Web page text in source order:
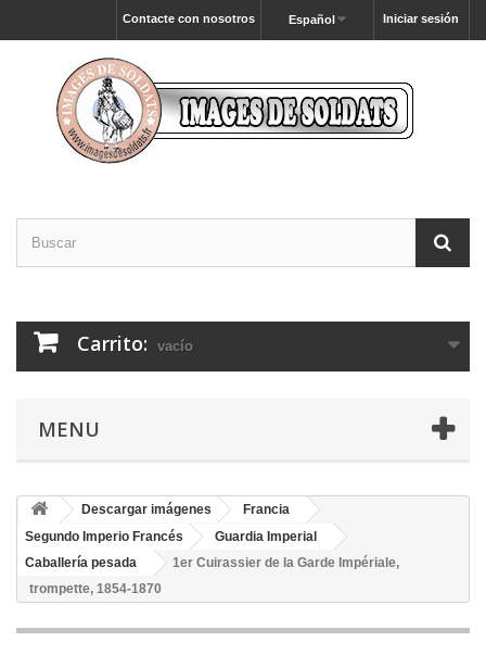
Iniciar sesión
Español
Contacte con nosotros
Carrito: vacío
MENU
Descargar imágenes
Francia
Segundo Imperio Francés
Guardia Imperial
Caballería pesada
1er Cuirassier de la Garde Impériale,
trompette, 1854-1870